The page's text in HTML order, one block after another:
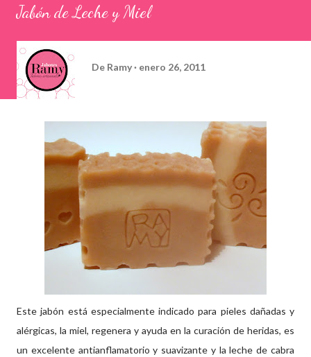
Jabón de Leche y Miel
De Ramy enero 26, 2011
Este jabón está especialmente indicado para pieles dañadas y
alérgicas, la miel, regenera y ayuda en la curación de heridas, es
un excelente antianflamatorio y suavizante y la leche de cabra